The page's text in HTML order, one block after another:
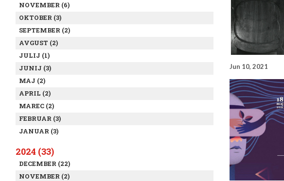
NOVEMBER (6)
OKTOBER (3)
SEPTEMBER (2)
AVGUST (2)
JULIJ (1)
JUNIJ (3)
MAJ (2)
APRIL (2)
MAREC (2)
FEBRUAR (3)
JANUAR (3)
2024 (33)
DECEMBER (22)
NOVEMBER (2)
Jun 10, 2021